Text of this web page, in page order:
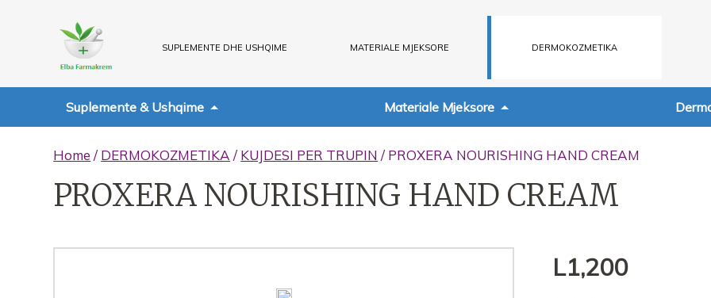
SUPLEMENTE DHE USHQIME MATERIALE MJEKSORE DERMOKOZMETIKA
Suplemente & Ushqime Materiale Mjeksore
Home / DERMOKOZMETIKA / KUJDESI PER TRUPIN / PROXERA NOURISHING HAND CREAM
PROXERA NOURISHING HAND CREAM
L1,200